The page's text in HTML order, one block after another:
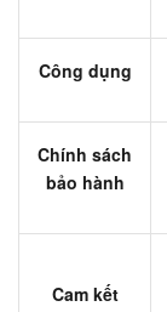
Công dụng
Chính sách
bảo hành
Cam kết